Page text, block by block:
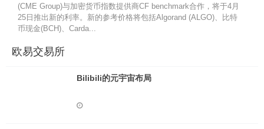
(CME Group)与加密货币指数提供商CF benchmark合作，将于4月
25日推出新的利率。新的参考价格将包括Algorand (ALGO)、比特
币现金(BCH)、Carda...
欧易交易所
Bilibili的元宇宙布局